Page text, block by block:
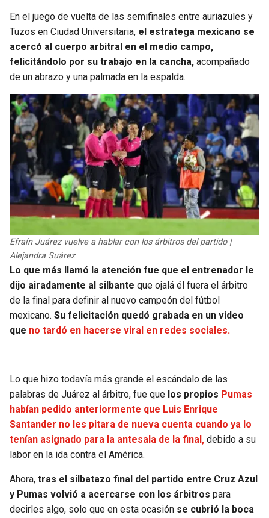
LIONS
PACKERS
VIKINGS
FALCONS
PANTHERS
SAINTS
BUCCANEERS
NUGGETS
TIMBERWOLVES
THUNDER
TRAIL BLAZERS
JAZZ
En el juego de vuelta de las semifinales entre auriazules y
Tuzos en Ciudad Universitaria, el estratega mexicano se
acercó al cuerpo arbitral en el medio campo,
felicitándolo por su trabajo en la cancha, acompañado
de un abrazo y una palmada en la espalda.
Efraín Juárez vuelve a hablar con los árbitros del partido |
Alejandra Suárez
Lo que más llamó la atención fue que el entrenador le
dijo airadamente al silbante que ojalá él fuera el árbitro
de la final para definir al nuevo campeón del fútbol
mexicano. Su felicitación quedó grabada en un video
que no tardó en hacerse viral en redes sociales.
Lo que hizo todavía más grande el escándalo de las
palabras de Juárez al árbitro, fue que los propios Pumas
habían pedido anteriormente que Luis Enrique
Santander no les pitara de nueva cuenta cuando ya lo
tenían asignado para la antesala de la final, debido a su
labor en la ida contra el América.
Ahora, tras el silbatazo final del partido entre Cruz Azul
y Pumas volvió a acercarse con los árbitros para
decirles algo, solo que en esta ocasión se cubrió la boca